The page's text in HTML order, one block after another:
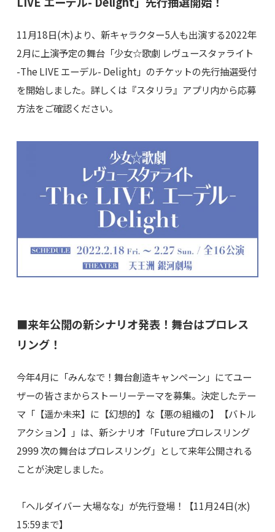
11月18日(木)より、新キャラクター5人も出演する2022年
2月に上演予定の舞台「少女☆歌劇 レヴュースタァライト
-The LIVE エーデル- Delight」のチケットの先行抽選受付
を開始しました。詳しくは『スタリラ』アプリ内から応募
方法をご確認ください。
■来年公開の新シナリオ発表！舞台はプロレス
リング！
今年4月に「みんなで！舞台創造キャンペーン」にてユー
ザーの皆さまからストーリーテーマを募集。決定したテー
マ「【遥か未来】に【幻想的】な【悪の組織の】【バトル
アクション】」は、新シナリオ「Futureプロレスリング
2999 次の舞台はプロレスリング」として来年公開される
ことが決定しました。
「ヘルダイバー 大場なな」が先行登場！【11月24日(水)
15:59まで】